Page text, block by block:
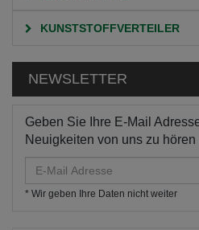
KUNSTSTOFFVERTEILER
NEWSLETTER
Geben Sie Ihre E-Mail
Neuigkeiten von uns zu hören
Mail
Adresse
* Wir geben Ihre Daten nicht weiter